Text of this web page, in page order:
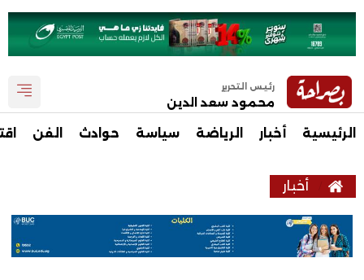
رئيس التحرير
محمود سعد الدين
الرئيسية أخبار الرياضة سياسة حوادث الفن
أخبار